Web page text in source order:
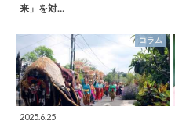
来」を対…
コラム
2025.6.25